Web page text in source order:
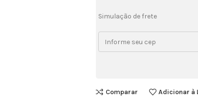
Simulação de frete
Comparar Adicionar à